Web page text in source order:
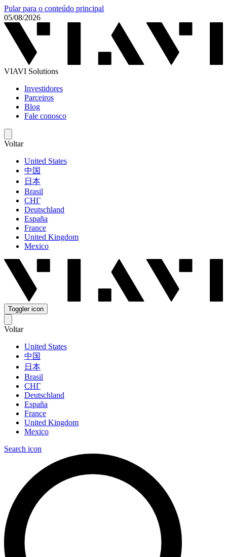
Pular para o conteúdo principal
05/08/2026
VIAVI Solutions
Investidores
Parceiros
Blog
Fale conosco
Voltar
United States
中国
日本
Brasil
СНГ
Deutschland
España
France
United Kingdom
Mexico
Toggler icon
Voltar
United States
中国
日本
Brasil
СНГ
Deutschland
España
France
United Kingdom
Mexico
Search icon